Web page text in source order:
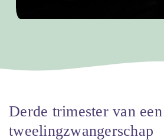
Derde trimester van een
tweelingzwangerschap